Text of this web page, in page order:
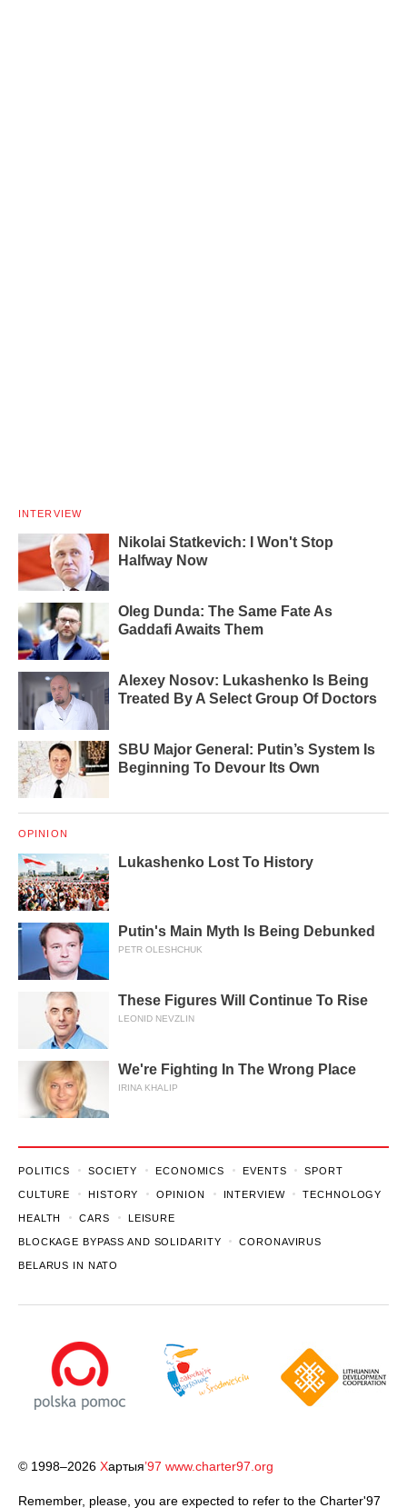
INTERVIEW
Nikolai Statkevich: I Won't Stop
Halfway Now
Oleg Dunda: The Same Fate As
Gaddafi Awaits Them
Alexey Nosov: Lukashenko Is Being
Treated By A Select Group Of Doctors
SBU Major General: Putin’s System Is
Beginning To Devour Its Own
OPINION
Lukashenko Lost To History
Putin's Main Myth Is Being Debunked
PETR OLESHCHUK
These Figures Will Continue To Rise
LEONID NEVZLIN
We're Fighting In The Wrong Place
IRINA KHALIP
POLITICS SOCIETY ECONOMICS EVENTS SPORT
CULTURE HISTORY OPINION INTERVIEW TECHNOLOGY
HEALTH CARS LEISURE
BLOCKAGE BYPASS AND SOLIDARITY CORONAVIRUS
BELARUS IN NATO
© 1998–2026 Хартыя’97 www.charter97.org
Remember, please, you are expected to refer to the Charter'97